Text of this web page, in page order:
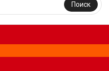
Поиск